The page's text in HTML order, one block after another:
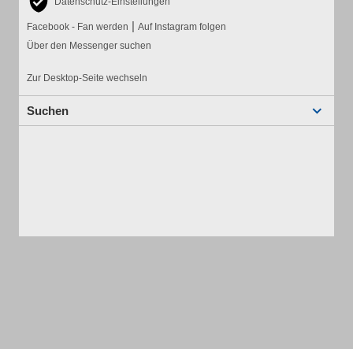
Facebook - Fan werden | Auf Instagram folgen
Über den Messenger suchen
Zur Desktop-Seite wechseln
Suchen